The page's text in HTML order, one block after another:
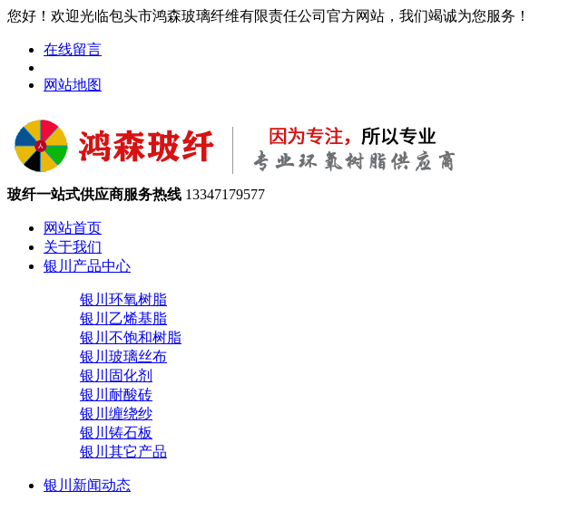
您好！欢迎光临包头市鸿森玻璃纤维有限责任公司官方网站，我们竭诚为您服务！
在线留言
网站地图
玻纤一站式供应商服务热线 13347179577
网站首页
关于我们
银川产品中心
银川环氧树脂
银川乙烯基脂
银川不饱和树脂
银川玻璃丝布
银川固化剂
银川耐酸砖
银川缠绕纱
银川铸石板
银川其它产品
银川新闻动态